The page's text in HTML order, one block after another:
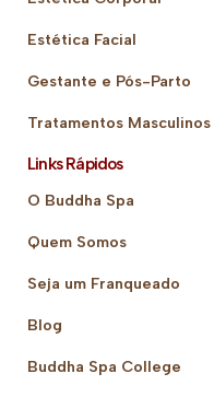
Estética Facial
Gestante e Pós-Parto
Tratamentos Masculinos
Links Rápidos
O Buddha Spa
Quem Somos
Seja um Franqueado
Blog
Buddha Spa College